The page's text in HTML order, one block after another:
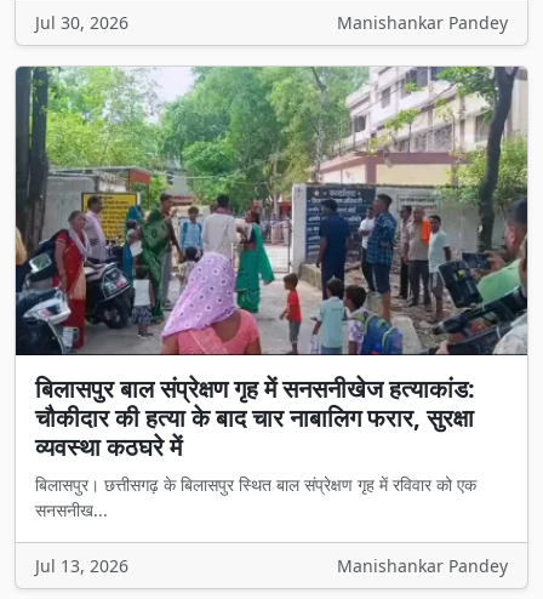
Jul 30, 2026 Manishankar Pandey
बिलासपुर बाल संप्रेक्षण गृह में सनसनीखेज हत्याकांड:
चौकीदार की हत्या के बाद चार नाबालिग फरार, सुरक्षा
व्यवस्था कठघरे में
बिलासपुर। छत्तीसगढ़ के बिलासपुर स्थित बाल संप्रेक्षण गृह में रविवार को एक
सनसनीख...
Jul 13, 2026 Manishankar Pandey